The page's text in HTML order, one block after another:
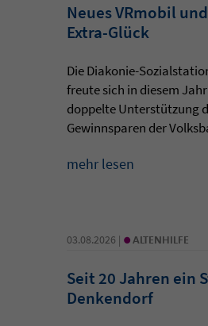
Neues VRmobil
Extra-Glück
Die Diakonie-
freute sich in diesem
doppelte Unterstützung
Gewinnsparen der
mehr lesen
03.08.2026 | • ALTENHILFE
Seit 20 Jahren ein
Denkendorf